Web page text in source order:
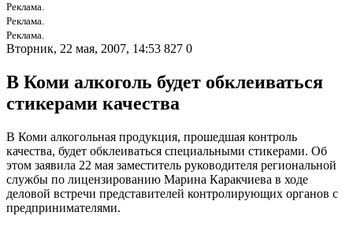
Реклама.
Реклама.
Реклама.
Вторник, 22 мая, 2007, 14:53 827 0
В Коми алкоголь будет обклеиваться
стикерами качества
В Коми алкогольная продукция, прошедшая контроль
качества, будет обклеиваться специальными стикерами. Об
этом заявила 22 мая заместитель руководителя региональной
службы по лицензированию Марина Каракчиева в ходе
деловой встречи представителей контролирующих органов с
предпринимателями.